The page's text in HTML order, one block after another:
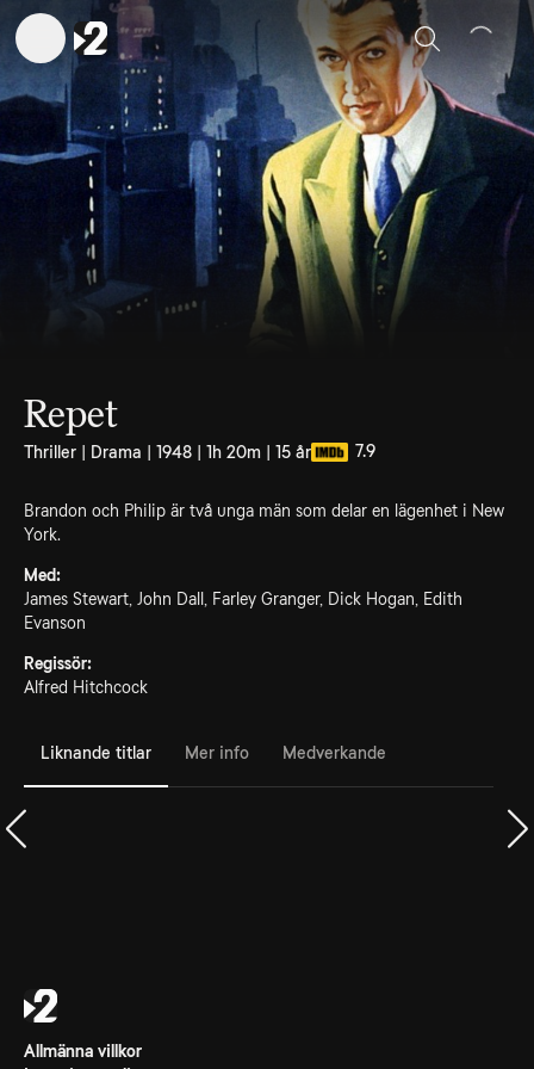
Sök
Repet
Thriller | Drama | 1948 | 1h 20m | 15 år 7.9
Brandon och Philip är två unga män som delar en lägenhet i New
York.
Med:
James Stewart, John Dall, Farley Granger, Dick Hogan, Edith
Evanson
Regissör:
Alfred Hitchcock
Liknande titlar Mer info Medverkande
Allmänna villkor